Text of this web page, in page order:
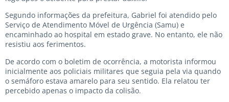
Segundo informações da prefeitura, Gabriel foi atendido pelo
Serviço de Atendimento Móvel de Urgência (Samu) e
encaminhado ao hospital em estado grave. No entanto, ele não
resistiu aos ferimentos.
De acordo com o boletim de ocorrência, a motorista informou
inicialmente aos policiais militares que seguia pela via quando
o semáforo estava amarelo para seu sentido. Ela relatou ter
percebido apenas o impacto da colisão.